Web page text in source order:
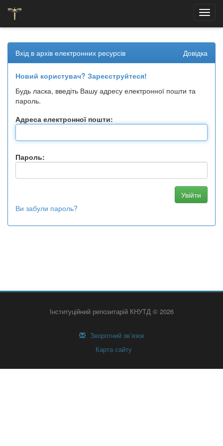
navigation
Вхід в архів електронних ресурсів Довідка
Новий користувач? Зареєструйтеся!
Будь ласка, введіть Вашу адресу електронної пошти та
пароль.
Адреса електронної пошти:
Пароль:
Ви забули пароль?
Інституційний репозитарій КНУТД © 2026
Зворотний зв’язок
Карта сайту